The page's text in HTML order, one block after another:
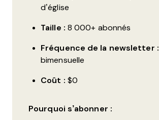
d’église
Taille : 8 000+ abonnés
Fréquence de la newsletter :
bimensuelle
Coût : $0
Pourquoi s’abonner :